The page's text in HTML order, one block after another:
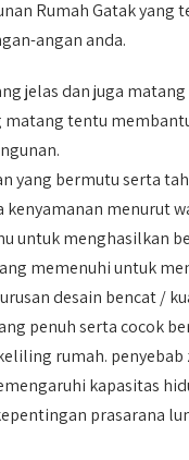
Rumah Gatak yang
angan anda.
jelas dan juga
tentu
yang bermutu serta
menurut
untuk menghasilkan
memenuhi untuk
desain bencat /
penuh serta cocok
rumah.
kapasitas
prasarana